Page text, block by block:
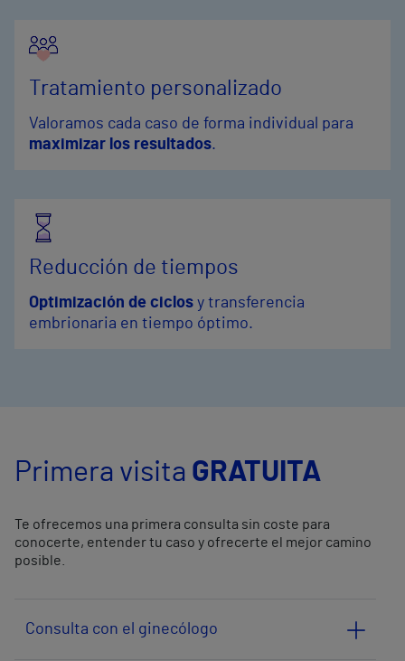
Tratamiento personalizado
Valoramos cada caso de forma individual para
maximizar los resultados.
Reducción de tiempos
Optimización de ciclos y transferencia
embrionaria en tiempo óptimo.
Primera visita GRATUITA
Te ofrecemos una primera consulta sin coste para
conocerte, entender tu caso y ofrecerte el mejor camino
posible.
Consulta con el ginecólogo